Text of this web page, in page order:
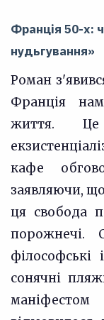
Франція 50-х:
нудьгування»
Роман
Франція
життя.
кафе
заявляючи,
ця свобода
порожнечі.
філософські
сонячні